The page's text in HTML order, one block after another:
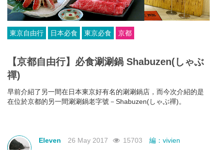
東京自由行 日本必食 東京必食 京都
【京都自由行】必食涮涮鍋 Shabuzen​(しゃぶ
禪)
早前介紹了另一間在日本東京好有名的涮涮鍋店，而今次介紹的是
在位於京都的另一間涮涮鍋老字號－Shabuzen(しゃぶ禪)。
Eleven 26 May 2017 15703 編：vivien